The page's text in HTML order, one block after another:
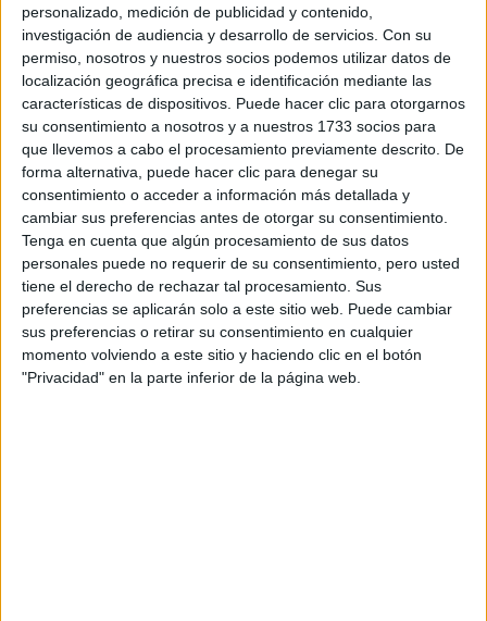
personalizado, medición de publicidad y contenido,
investigación de audiencia y desarrollo de servicios. Con su
permiso, nosotros y nuestros socios podemos utilizar datos de
localización geográfica precisa e identificación mediante las
características de dispositivos. Puede hacer clic para otorgarnos
su consentimiento a nosotros y a nuestros 1733 socios para
que llevemos a cabo el procesamiento previamente descrito. De
forma alternativa, puede hacer clic para denegar su
consentimiento o acceder a información más detallada y
cambiar sus preferencias antes de otorgar su consentimiento.
Tenga en cuenta que algún procesamiento de sus datos
personales puede no requerir de su consentimiento, pero usted
tiene el derecho de rechazar tal procesamiento. Sus
preferencias se aplicarán solo a este sitio web. Puede cambiar
sus preferencias o retirar su consentimiento en cualquier
momento volviendo a este sitio y haciendo clic en el botón
"Privacidad" en la parte inferior de la página web.
Soy:*
Chico
Chica
¿En qué año terminas (o terminaste) bachillerato o FP?
Soy estudiante de:*
Términos y Condiciones de Uso
Aceptolos Términos y Condicionesde uso*